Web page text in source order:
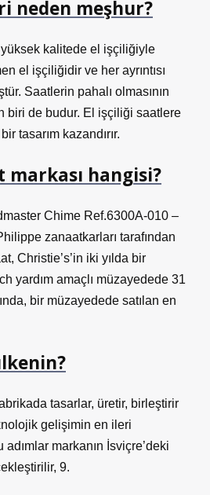
neden meşhur?
kalitede el işçiliğiyle
el işçiliğidir ve her ayrıntısı
Saatlerin pahalı olmasının
biri de budur. El işçiliği saatlere
tasarım kazandırır.
markası hangisi?
Chime Ref.6300A-010 –
zanaatkarları tarafından
Christie’s’in iki yılda bir
yardım amaçlı müzayedede 31
bir müzayedede satılan en
tasarlar, üretir, birleştirir
gelişimin en ileri
adımlar markanın İsviçre’deki
9.